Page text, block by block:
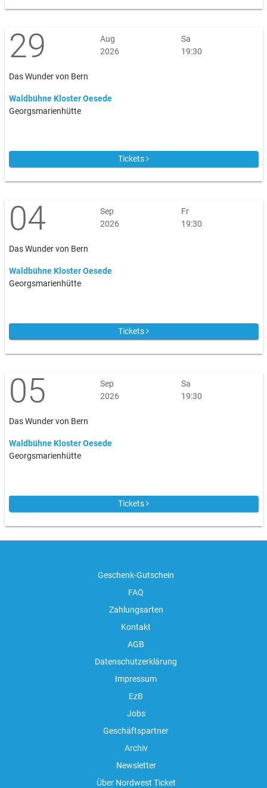
29
Aug
2026
Sa
19:30
Das Wunder von Bern
Waldbühne Kloster Oesede
Georgsmarienhütte
Tickets
04
Sep
2026
Fr
19:30
Das Wunder von Bern
Waldbühne Kloster Oesede
Georgsmarienhütte
Tickets
05
Sep
2026
Sa
19:30
Das Wunder von Bern
Waldbühne Kloster Oesede
Georgsmarienhütte
Tickets
Geschenk-Gutschein
FAQ
Zahlungsarten
Kontakt
AGB
Datenschutzerklärung
Impressum
EzB
Jobs
Geschäftspartner
Archiv
Newsletter
Über Nordwest Ticket